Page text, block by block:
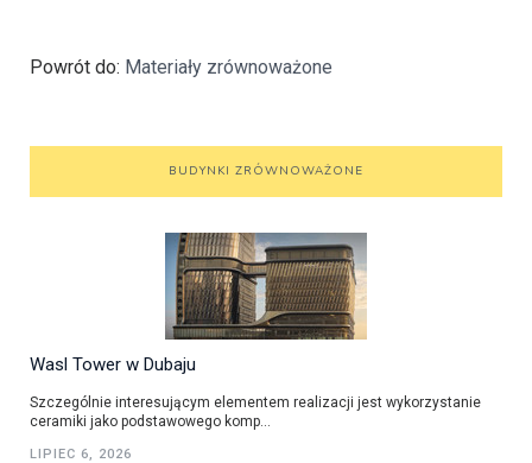
Powrót do: Materiały zrównoważone
BUDYNKI ZRÓWNOWAŻONE
Wasl Tower w Dubaju
Szczególnie interesującym elementem realizacji jest wykorzystanie
ceramiki jako podstawowego komp...
LIPIEC 6, 2026